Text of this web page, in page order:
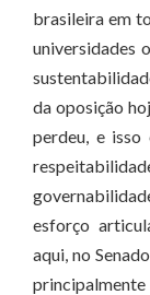
brasileira em
universidades
da oposição
perdeu, e
esforço
aqui, no